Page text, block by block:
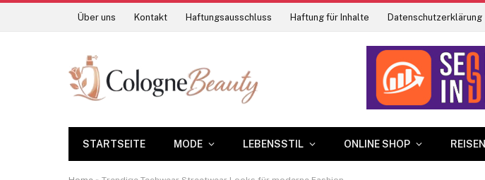
Über uns Kontakt Haftungsausschluss Haftung für Inhalte Datenschutzerklärung
STARTSEITE MODE LEBENSSTIL ONLINE SHOP REISEN